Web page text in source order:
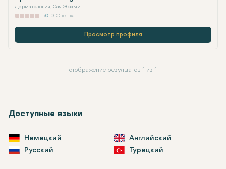
Дерматология, Сач Экими
0 0 Оценка
Просмотр профиля
отображение результатов 1 из 1
Доступные языки
Немецкий
Английский
Русский
Турецкий